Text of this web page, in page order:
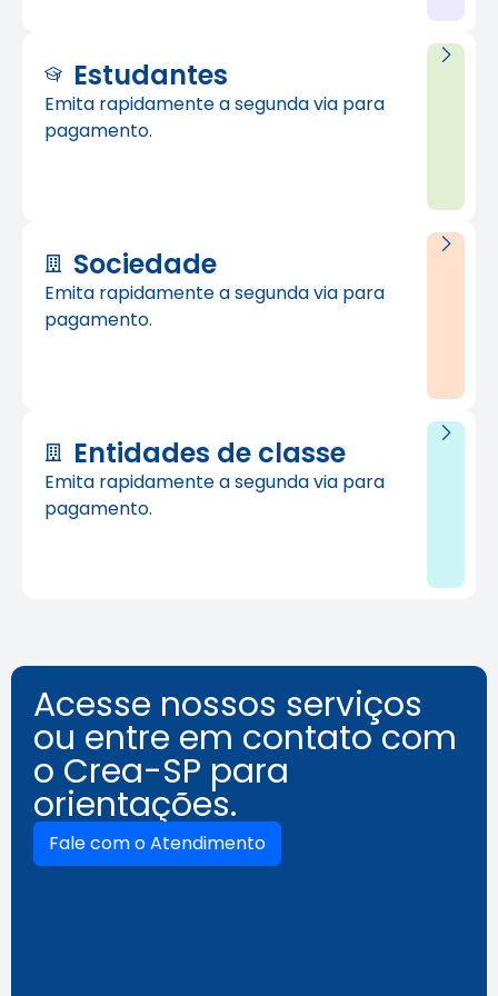
Estudantes
Emita rapidamente a segunda via para
pagamento.
Sociedade
Emita rapidamente a segunda via para
pagamento.
Entidades de classe
Emita rapidamente a segunda via para
pagamento.
Acesse nossos serviços
ou entre em contato com
o Crea-SP para
orientações.
Fale com o Atendimento